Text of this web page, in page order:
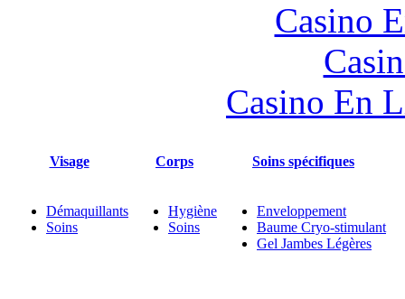
Casino
Casino En
Visage Corps Soins spécifiques
Démaquillants
Soins
Hygiène
Soins
Enveloppement
Baume Cryo-stimulant
Gel Jambes Légères